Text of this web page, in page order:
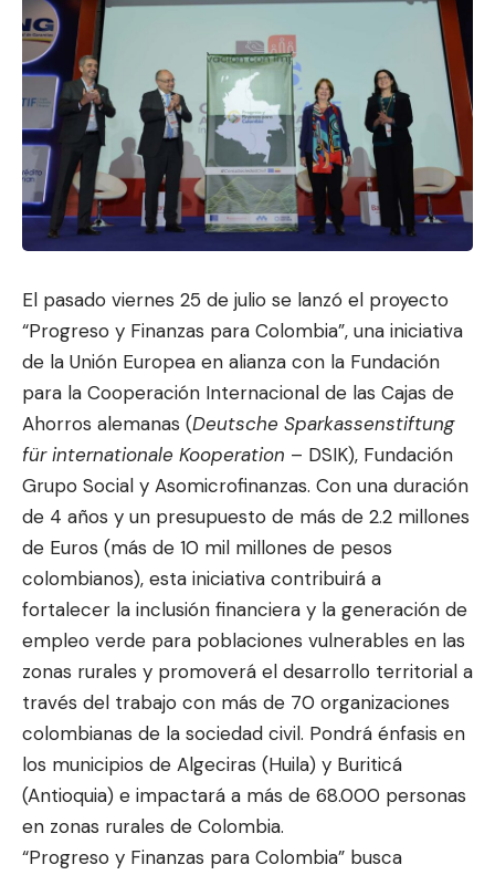
El pasado viernes 25 de julio se lanzó el proyecto
“Progreso y Finanzas para Colombia”, una iniciativa
de la Unión Europea en alianza con la Fundación
para la Cooperación Internacional de las Cajas de
Ahorros alemanas (Deutsche Sparkassenstiftung
für internationale Kooperation – DSIK), Fundación
Grupo Social y Asomicrofinanzas. Con una duración
de 4 años y un presupuesto de más de 2.2 millones
de Euros (más de 10 mil millones de pesos
colombianos), esta iniciativa contribuirá a
fortalecer la inclusión financiera y la generación de
empleo verde para poblaciones vulnerables en las
zonas rurales y promoverá el desarrollo territorial a
través del trabajo con más de 70 organizaciones
colombianas de la sociedad civil. Pondrá énfasis en
los municipios de Algeciras (Huila) y Buriticá
(Antioquia) e impactará a más de 68.000 personas
en zonas rurales de Colombia.
“Progreso y Finanzas para Colombia” busca